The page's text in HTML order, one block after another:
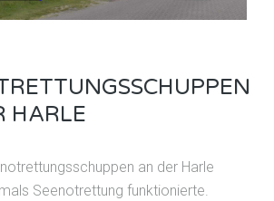
HARLE
an der Harle
Seenotrettung funktionierte.